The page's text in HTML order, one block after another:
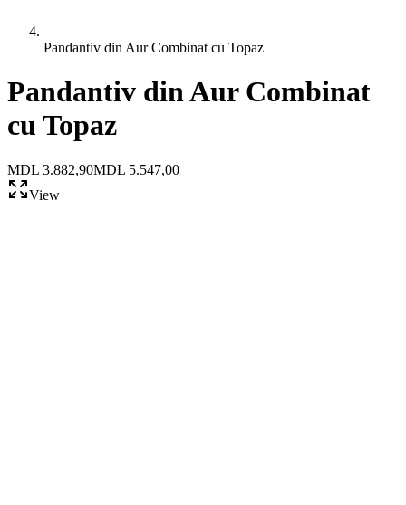
Pandantiv din Aur Combinat cu Topaz
Pandantiv din Aur Combinat
cu Topaz
MDL 3.882,90MDL 5.547,00
View